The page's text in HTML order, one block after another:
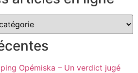
Opémiska – Un verdict jugé